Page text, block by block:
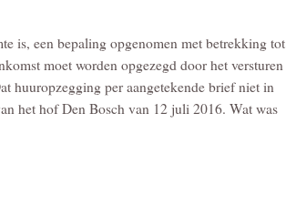
is, een bepaling opgenomen met betrekking tot
moet worden opgezegd door het versturen
huuropzegging per aangetekende brief niet in
het hof Den Bosch van 12 juli 2016. Wat was